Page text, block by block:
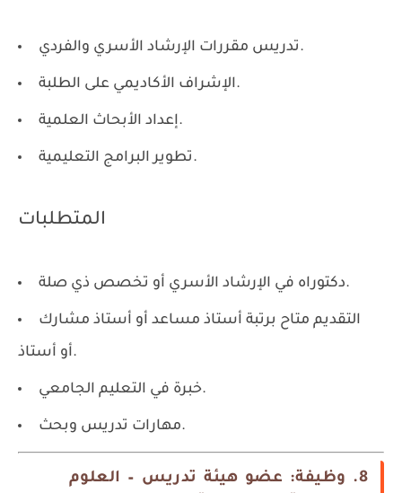
تدريس مقررات الإرشاد الأسري والفردي.
الإشراف الأكاديمي على الطلبة.
إعداد الأبحاث العلمية.
تطوير البرامج التعليمية.
المتطلبات
دكتوراه في الإرشاد الأسري أو تخصص ذي صلة.
التقديم متاح برتبة أستاذ مساعد أو أستاذ مشارك
أو أستاذ.
خبرة في التعليم الجامعي.
مهارات تدريس وبحث.
8. وظيفة: عضو هيئة تدريس – العلوم